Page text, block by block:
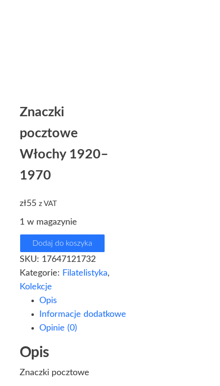
Znaczki
pocztowe
Włochy 1920–
1970
zł55 z VAT
1 w magazynie
Dodaj do koszyka
SKU: 17647121732
Kategorie: Filatelistyka,
Kolekcje
Opis
Informacje dodatkowe
Opinie (0)
Opis
Znaczki pocztowe